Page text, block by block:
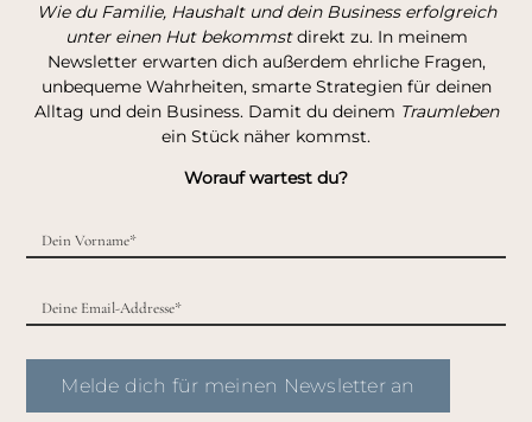
Wie du Familie, Haushalt und dein Business erfolgreich
unter einen Hut bekommstdirekt zu. In meinem
Newsletter erwarten dich außerdem ehrliche Fragen,
unbequeme Wahrheiten, smarte Strategien für deinen
Alltag und dein Business. Damit du deinem Traumleben
ein Stück näher kommst.
Worauf wartest du?
Melde dich für meinen Newsletter an